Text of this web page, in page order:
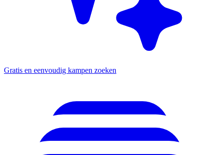
Gratis en eenvoudig kampen zoeken